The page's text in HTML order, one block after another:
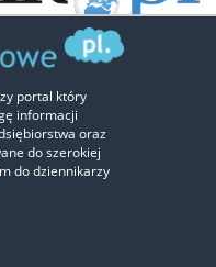
portal który
informacji
oraz
do szerokiej
do dziennikarzy